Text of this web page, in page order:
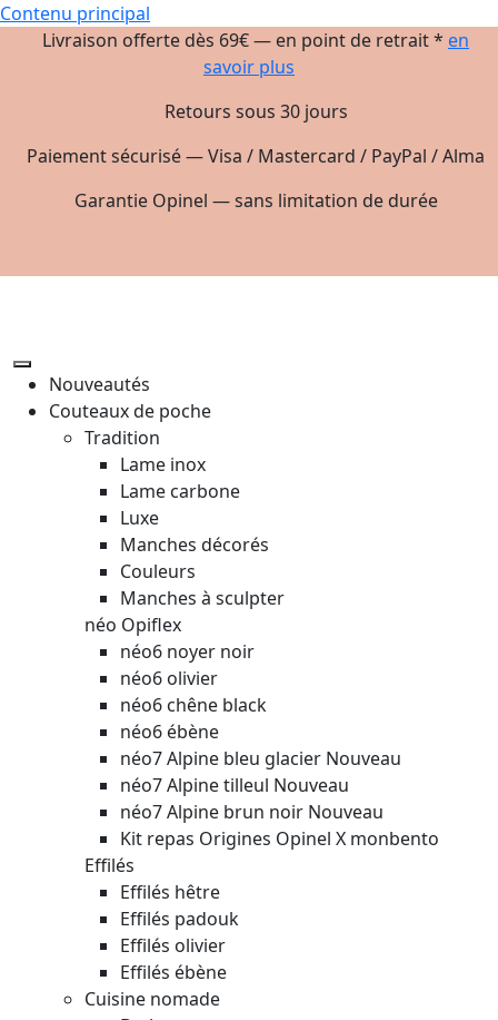
Contenu principal
Livraison offerte dès 69€ — en point de retrait * en
savoir plus
Retours sous 30 jours
Paiement sécurisé — Visa / Mastercard / PayPal / Alma
Garantie Opinel — sans limitation de durée
Nouveautés
Couteaux de poche
Tradition
Lame inox
Lame carbone
Luxe
Manches décorés
Couleurs
Manches à sculpter
néo Opiflex
néo6 noyer noir
néo6 olivier
néo6 chêne black
néo6 ébène
néo7 Alpine bleu glacier Nouveau
néo7 Alpine tilleul Nouveau
néo7 Alpine brun noir Nouveau
Kit repas Origines Opinel X monbento
Effilés
Effilés hêtre
Effilés padouk
Effilés olivier
Effilés ébène
Cuisine nomade